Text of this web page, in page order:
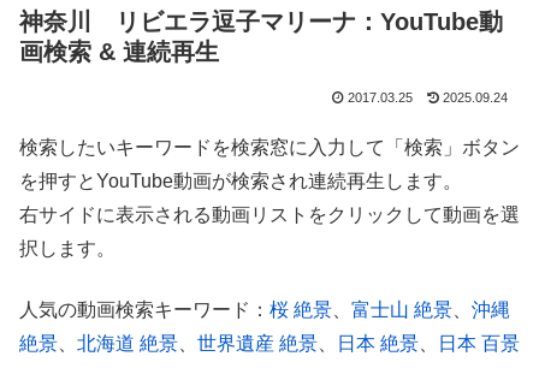
神奈川 リビエラ逗子マリーナ：YouTube動
画検索 & 連続再生
2017.03.25 2025.09.24
検索したいキーワードを検索窓に入力して「検索」ボタン
を押すとYouTube動画が検索され連続再生します。
右サイドに表示される動画リストをクリックして動画を選
択します。
人気の動画検索キーワード： 桜 絶景 富士山 絶景
沖縄
絶景
北海道 絶景 世界遺産 絶景 日本 絶景 日本 百景